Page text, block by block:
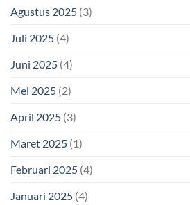
Agustus 2025 (3)
Juli 2025 (4)
Juni 2025 (4)
Mei 2025 (2)
April 2025 (3)
Maret 2025 (1)
Februari 2025 (4)
Januari 2025 (4)